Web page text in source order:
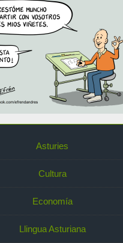
Asturies
Cultura
Economía
Llingua Asturiana